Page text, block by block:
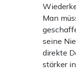
Man
seine
direkte
stärker